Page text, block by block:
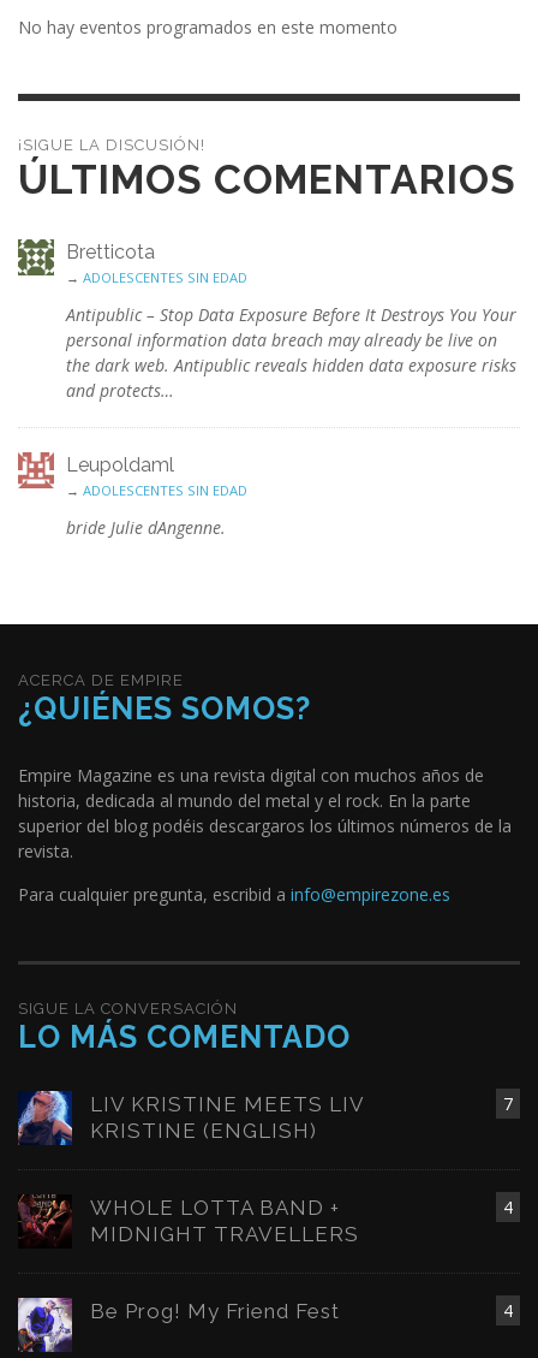
No hay eventos programados en este momento
¡SIGUE LA DISCUSIÓN!
ÚLTIMOS COMENTARIOS
Bretticota
→ ADOLESCENTES SIN EDAD
Antipublic – Stop Data Exposure Before It Destroys You Your
personal information data breach may already be live on
the dark web. Antipublic reveals hidden data exposure risks
and protects…
Leupoldaml
→ ADOLESCENTES SIN EDAD
bride Julie dAngenne.
ACERCA DE EMPIRE
¿QUIÉNES SOMOS?
Empire Magazine es una revista digital con muchos años de
historia, dedicada al mundo del metal y el rock. En la parte
superior del blog podéis descargaros los últimos números de la
revista.
Para cualquier pregunta, escribid a info@empirezone.es
SIGUE LA CONVERSACIÓN
LO MÁS COMENTADO
7
LIV KRISTINE MEETS LIV
KRISTINE (ENGLISH)
4
WHOLE LOTTA BAND +
MIDNIGHT TRAVELLERS
4
Be Prog! My Friend Fest